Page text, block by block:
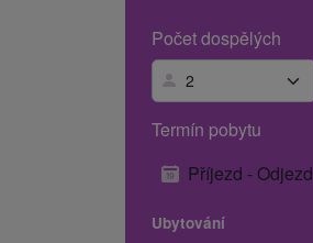
Počet dospělých
Termín pobytu
Příjezd - Odjezd
Ubytování